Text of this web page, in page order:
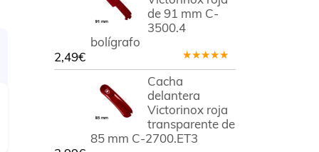
de 91 mm C-
3500.4
bolígrafo
Valorado
2,49€
Cacha
delantera
Victorinox roja
transparente de
85 mm C-2700.ET3